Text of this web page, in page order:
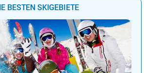
BESTEN SKIGEBIETE